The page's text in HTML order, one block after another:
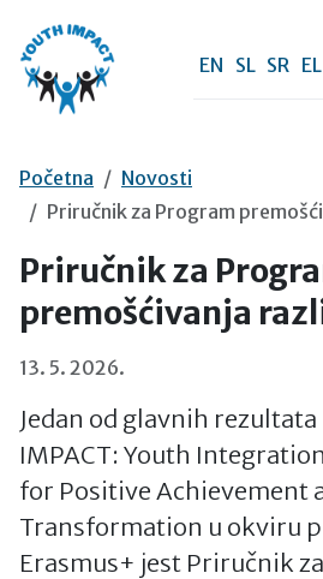
EN SL SR EL
Početna
Novosti
Priručnik za Program
Priručnik za
premošćivanja
13. 5. 2026.
Jedan od glavnih
IMPACT: Youth
for Positive Achievement
Transformation u okviru
Erasmus+ jest Priručnik